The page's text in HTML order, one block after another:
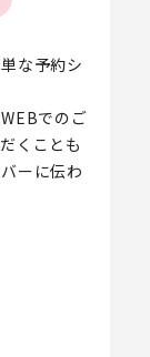
な予約シ
でのご
くことも
ーに伝わ